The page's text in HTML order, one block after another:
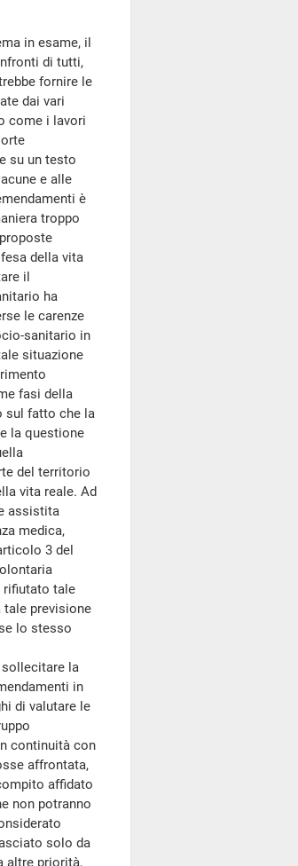
in esame, il
di tutti,
fornire le
dai vari
come i lavori
su un testo
e alle
è
troppo
della vita
il
ha
le carenze
sanitario in
situazione
fasi della
sul fatto che la
la questione
del territorio
vita reale. Ad
assistita
medica,
3 del
rifiutato tale
tale previsione
lo stesso
la
in
di valutare le
continuità con
affrontata,
affidato
non potranno
solo da
altre priorità,